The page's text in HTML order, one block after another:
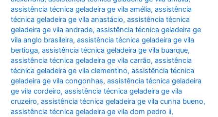
assistência técnica geladeira ge vila amélia,assistência
técnica geladeira ge vila anastácio,assistência técnica
geladeira ge vila andrade,assistência técnica geladeira ge
vila anglo brasileira,assistência técnica geladeira ge vila
bertioga,assistência técnica geladeira ge vila buarque,
assistência técnica geladeira ge vila carrão,assistência
técnica geladeira ge vila clementino,assistência técnica
geladeira ge vila congonhas,assistência técnica geladeira
ge vila cordeiro,assistência técnica geladeira ge vila
cruzeiro,assistência técnica geladeira ge vila cunha bueno,
assistência técnica geladeira ge vila dom pedro ii,